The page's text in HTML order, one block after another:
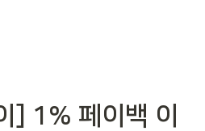
] 1% 페이백 이